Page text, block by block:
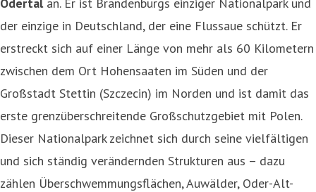
der einzige in Deutschland, der eine Flussaue schützt. Er
erstreckt sich auf einer Länge von mehr als 60 Kilometern
zwischen dem Ort Hohensaaten im Süden und der
Großstadt Stettin (Szczecin) im Norden und ist damit das
erste grenzüberschreitende Großschutzgebiet mit Polen.
Dieser Nationalpark zeichnet sich durch seine vielfältigen
und sich ständig verändernden Strukturen aus – dazu
zählen Überschwemmungsflächen, Auwälder, Oder-Alt-